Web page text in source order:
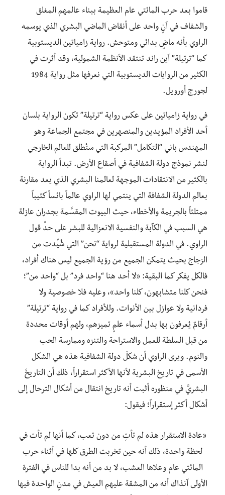
قاموا بعد حرب المائتي عام العظيمة ببناء عالمهم المغلق
والشفاف في آنٍ واحد على أنقاض الماضي البشري الذي يوسمه
الراوي بأنه ماضٍ بدائي ومتوحش. رواية زامياتين الديستوبية
كما “ترتيلة” آين راند تنتقد الأنظمة الشمولية، وقد أثرت في
الكثير من الروايات الديستوبية التي نعرفها مثل رواية 1984
لجورج أورويل.
في رواية زامياتين على عكس رواية “ترتيلة” تكون الرواية بلسان
أحد الأفراد المؤيدين والمنصهرين في مجتمع الجماعة وهو
المهندس باني “التكامل” المركبة التي ستُطلق للعالم الخارجي
لنشر نموذج دولة الشفافية في أصقاع الأرض. تبدأ الرواية
بالكثير من الانتقادات الموجهة لعالمنا البشري الذي يعد مقارنة
بعالم الدولة الشفافة التي ينتمي لها الراوي عالماً بائساً كئيباً
ممتلئاً بالجريمة والأخطاء، حيث البيوت المقسَّمة بجدران عازلة
هي السبب في الكآبة والنفسية الانعزالية للبشر على حدِّ قول
الراوي. في الدولة المستقبلية لرواية “نحن” التي شُيِّدت من
الزجاج بحيث يتمكن الجميع من رؤية الجميع ليس هناك أفراد،
فالكل يفكر كما البقية: «لا أحد هنا “واحد فرد” بل “واحد من”؛
فنحن كلنا متشابهون، كلنا واحد»، وعليه فلا خصوصية ولا
فردانية ولا عوازل بين الأنوات. وللأفراد كما في رواية “ترتيلة”
أرقامٌ يُعرفون بها بدل أسماء علمٍ تميزهم، ولهم أوقات محددة
من قبل السلطة للعمل والاستراحة والتنزه وممارسة الحب
والنوم. ويرى الراوي أن شكلَ دولة الشفافية هذه هي الشكل
الأسمى في تاريخ البشرية لأنها الأكثر استقراراً، ذلك أن التاريخَ
البشريَّ في منظوره أثبت أنه تاريخ انتقال من أشكال الترحال إلى
أشكال أكثر إستقراراً؛ فيقول:
«عادة الاستقرار هذه لم تأتِ من دون تعب، كما أنها لم تأت في
لحظة واحدة، ذلك أنه حين تخربت الطرق كلها في أثناء حرب
المائتي عام وعلاها العشب، لا بد من أنه بدا للناس في الفترة
الأولى آنذاك أنه من المشقة عليهم العيش في مدنٍ الواحدة فيها